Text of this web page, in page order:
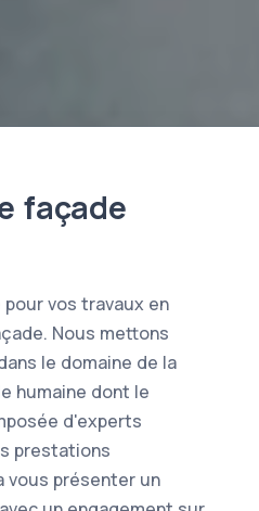
façade
vos travaux en
Nous mettons
le domaine de la
humaine dont le
d'experts
prestations
vous présenter un